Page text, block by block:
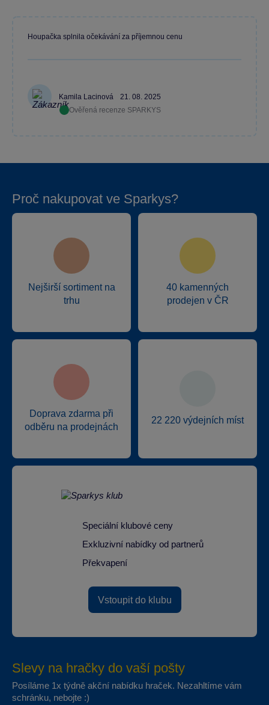
Kamila Lacinová
21. 08. 2025
Ověřená recenze SPARKYS
Houpačka splnila očekávání za příjemnou cenu
Proč nakupovat ve Sparkys?
Nejširší sortiment na
trhu
40 kamenných
prodejen v ČR
Doprava zdarma při
odběru na prodejnách
22 220 výdejních míst
Speciální klubové ceny
Exkluzivní nabídky od partnerů
Překvapení
Vstoupit do klubu
Slevy na hračky do vaší pošty
Posíláme 1x týdně akční nabídku hraček. Nezahltíme vám
schránku, nebojte :)